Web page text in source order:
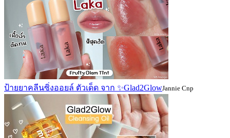
ป้ายยาคลีนซิ่งออยล์ ตัวเด็ด จาก ✨Glad2GlowJannie Cnp